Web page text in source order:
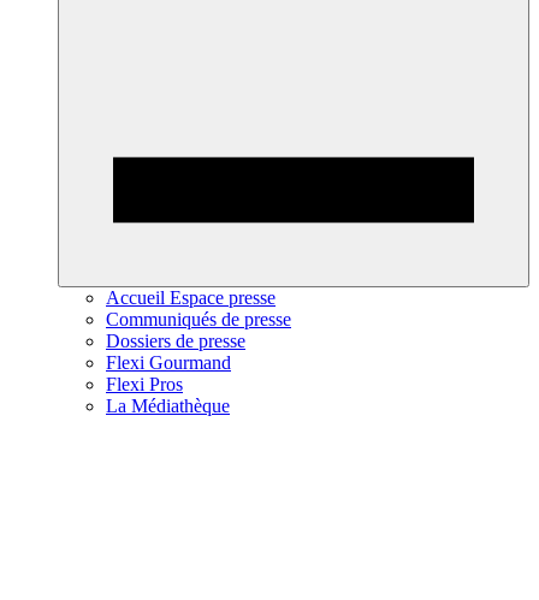
Accueil Espace presse
Communiqués de presse
Dossiers de presse
Flexi Gourmand
Flexi Pros
La Médiathèque